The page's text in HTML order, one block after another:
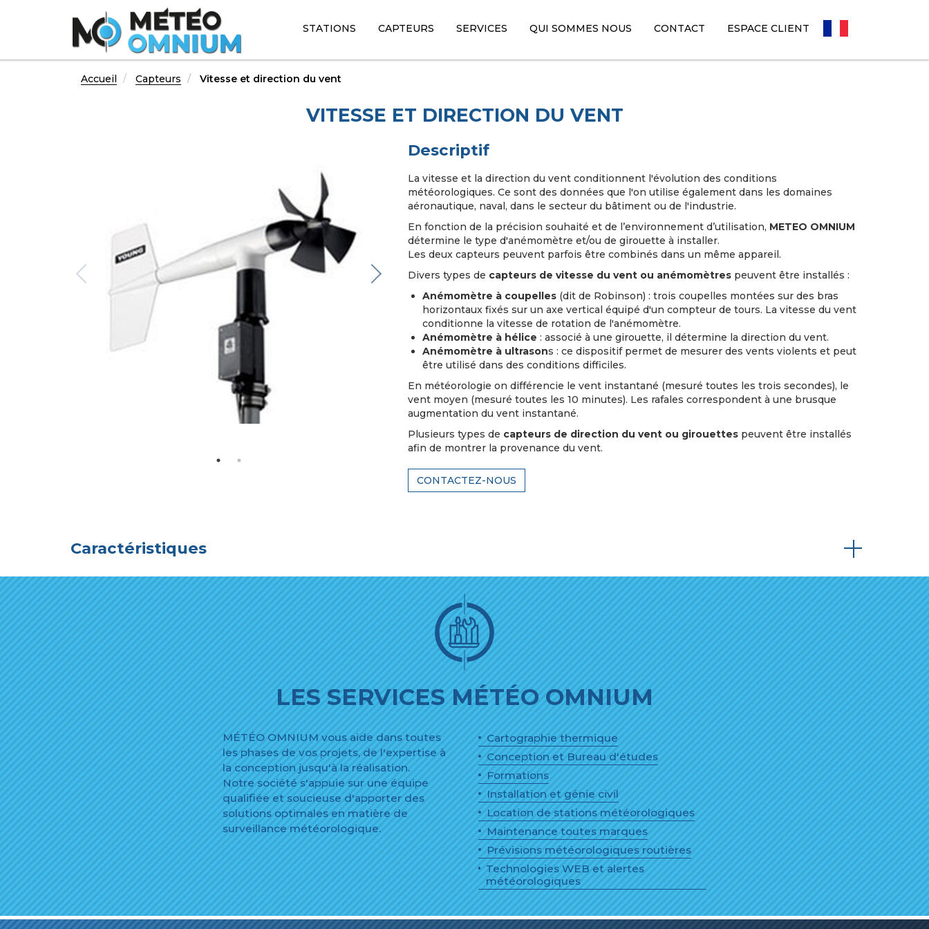
Navigation
STATIONS CAPTEURS SERVICES QUI SOMMES NOUS CONTACT ESPACE CLIENT
Accueil Capteurs Vitesse et direction du vent
VITESSE ET DIRECTION DU VENT
Next
Descriptif
La vitesse et la direction du vent conditionnent l'évolution des conditions
météorologiques. Ce sont des données que l'on utilise également dans les domaines
aéronautique, naval, dans le secteur du bâtiment ou de l'industrie.
En fonction de la précision souhaité et de l’environnement d’utilisation, METEO OMNIUM
détermine le type d'anémomètre et/ou de girouette à installer.
Les deux capteurs peuvent parfois être combinés dans un même appareil.
Divers types de capteurs de vitesse du vent ou anémomètrespeuvent être installés :
Anémomètre à coupelles(dit de Robinson) : trois coupelles montées sur des bras
horizontaux fixés sur un axe vertical équipé d'un compteur de tours. La vitesse du vent
conditionne la vitesse de rotation de l'anémomètre.
Anémomètre à hélice : associé à une girouette, il détermine la direction du vent.
Anémomètre à ultrasons : ce dispositif permet de mesurer des vents violents et peut
être utilisé dans des conditions difficiles.
En météorologie on différencie le vent instantané (mesuré toutes les trois secondes), le
vent moyen (mesuré toutes les 10 minutes). Les rafales correspondent à une brusque
augmentation du vent instantané.
Plusieurs types de capteurs de direction du vent ou girouettespeuvent être installés
afin de montrer la provenance du vent.
CONTACTEZ-NOUS
Caractéristiques
LES SERVICES MÉTÉO OMNIUM
MÉTÉO OMNIUM vous aide dans toutes
les phases de vos projets, de l'expertise à
la conception jusqu'à la réalisation.
Notre société s'appuie sur une équipe
qualifiée et soucieuse d'apporter des
solutions optimales en matière de
surveillance météorologique.
Cartographie thermique
Conception et Bureau d'études
Formations
Installation et génie civil
Location de stations météorologiques
Maintenance toutes marques
Prévisions météorologiques routières
Technologies WEB et alertes
météorologiques